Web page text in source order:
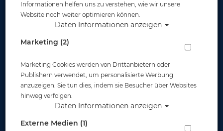
Zahlungsmöglichkeiten
Widerruf
Informationen helfen uns zu verstehen, wie wir unsere
Website noch weiter optimieren können.
Daten Informationen anzeigen
Marketing (2)
Marketing Cookies werden von Drittanbietern oder
Publishern verwendet, um personalisierte Werbung
anzuzeigen. Sie tun dies, indem sie Besucher über Websites
hinweg verfolgen.
Daten Informationen anzeigen
Externe Medien (1)